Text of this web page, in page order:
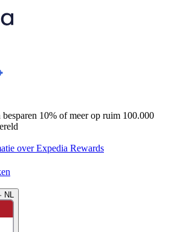
besparen 10% of meer op ruim 100.000
over Expedia Rewards
NL